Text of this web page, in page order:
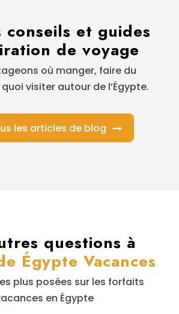
conseils et guides
de voyage
où manger, faire du
visiter autour de l’Égypte.
les articles de blog
questions à
Égypte Vacances
plus posées sur les forfaits
en Égypte